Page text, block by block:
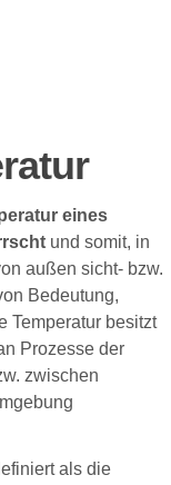
eines
und somit, in
außen sicht- bzw.
Bedeutung,
Temperatur besitzt
Prozesse der
zwischen
als die